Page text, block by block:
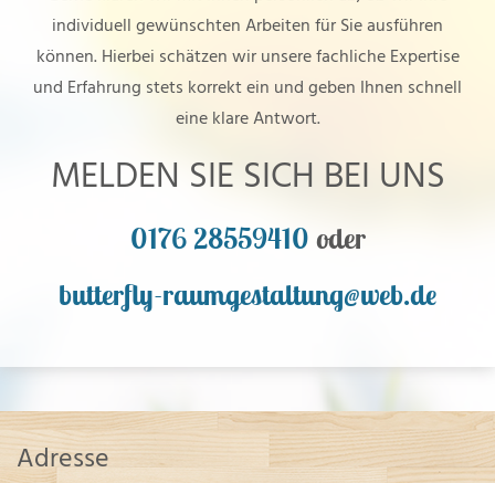
individuell gewünschten Arbeiten für Sie ausführen
können. Hierbei schätzen wir unsere fachliche Expertise
und Erfahrung stets korrekt ein und geben Ihnen schnell
eine klare Antwort.
MELDEN SIE SICH BEI UNS
0176 28559410 oder
butterfly-raumgestaltung@web.de
Adresse